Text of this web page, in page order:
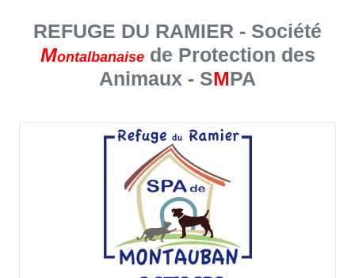
REFUGE DU RAMIER - Société
Montalbanaisede Protection des
Animaux - SMPA